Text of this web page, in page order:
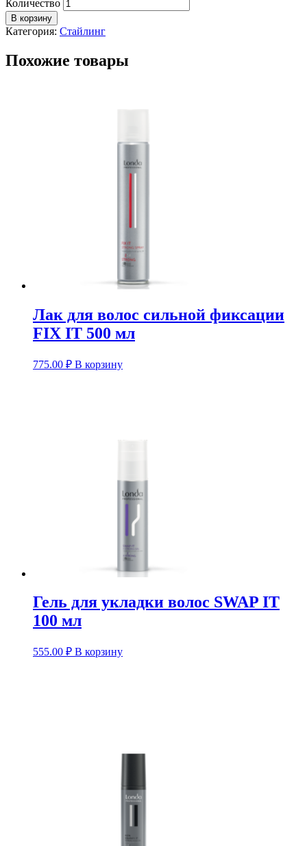
Количество
В корзину
Категория: Стайлинг
Похожие товары
Лак для волос сильной фиксации
FIX IT 500 мл
775.00 ₽ В корзину
Гель для укладки волос SWAP IT
100 мл
555.00 ₽ В корзину